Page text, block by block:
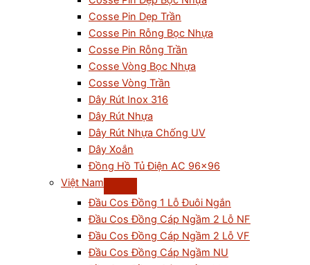
Cosse Pin Dẹp Trần
Cosse Pin Rỗng Bọc Nhựa
Cosse Pin Rỗng Trần
Cosse Vòng Bọc Nhựa
Cosse Vòng Trần
Dây Rút Inox 316
Dây Rút Nhựa
Dây Rút Nhựa Chống UV
Dây Xoắn
Đồng Hồ Tủ Điện AC 96×96
Việt Nam
Đầu Cos Đồng 1 Lỗ Đuôi Ngắn
Đầu Cos Đồng Cáp Ngầm 2 Lỗ NF
Đầu Cos Đồng Cáp Ngầm 2 Lỗ VF
Đầu Cos Đồng Cáp Ngầm NU